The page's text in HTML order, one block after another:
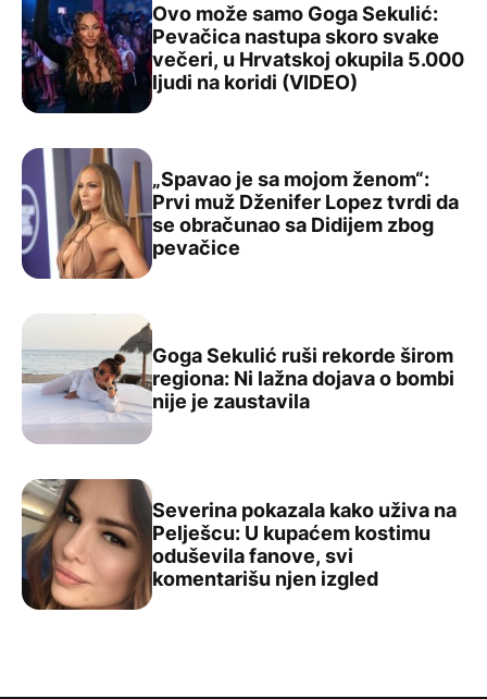
Ovo može samo Goga Sekulić: Pevačica nastupa
Ovo može samo Goga Sekulić:
Pevačica nastupa skoro svake
večeri, u Hrvatskoj okupila 5.000
ljudi na koridi (VIDEO)
„Spavao je sa mojom ženom“: Prvi muž Dženifer
„Spavao je sa mojom ženom“:
Prvi muž Dženifer Lopez tvrdi da
se obračunao sa Didijem zbog
pevačice
Goga Sekulić ruši rekorde širom regiona: Ni lažna
Goga Sekulić ruši rekorde širom
regiona: Ni lažna dojava o bombi
nije je zaustavila
Severina pokazala kako uživa na Pelješcu: U
Severina pokazala kako uživa na
Pelješcu: U kupaćem kostimu
oduševila fanove, svi
komentarišu njen izgled